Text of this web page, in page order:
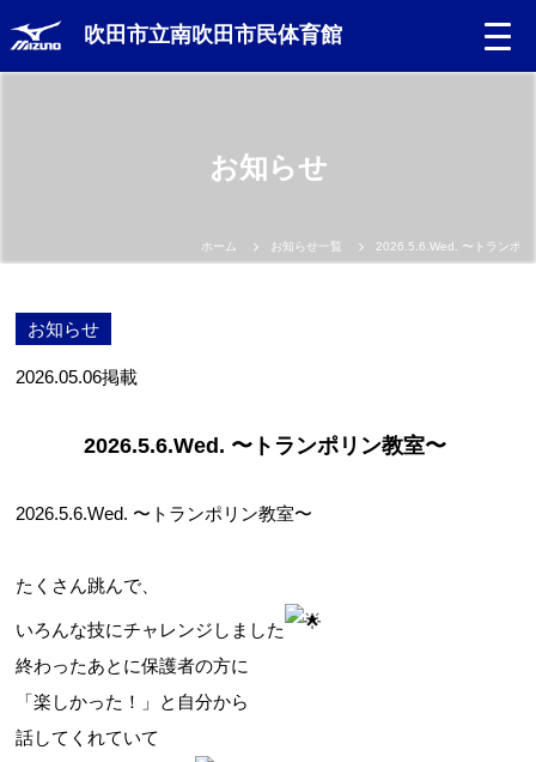
吹田市立南吹田市民体育館
お問合せフォーム
吹田市スポーツ施設予約システム(OPAS)
お知らせ
ホーム お知らせ一覧 2026.5.6.Wed. 〜トランポリ
お知らせ
2026.05.06掲載
2026.5.6.Wed. 〜トランポリン教室〜 ​​​​​​​
2026.5.6.Wed. 〜トランポリン教室〜
たくさん跳んで、
いろんな技にチャレンジしました
終わったあとに保護者の方に
「楽しかった！」と自分から
話してくれていて